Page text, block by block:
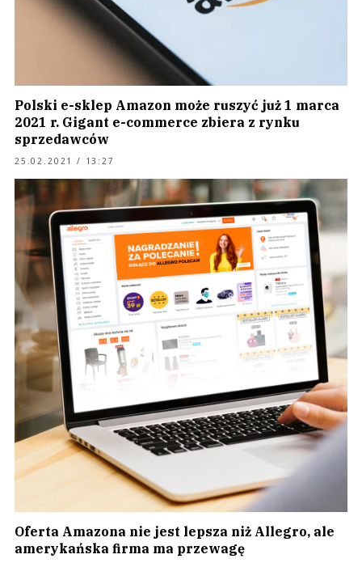
Polski e-sklep Amazon może ruszyć już 1 marca
2021 r. Gigant e-commerce zbiera z rynku
sprzedawców
25.02.2021 / 13:27
Oferta Amazona nie jest lepsza niż Allegro, ale
amerykańska firma ma przewagę